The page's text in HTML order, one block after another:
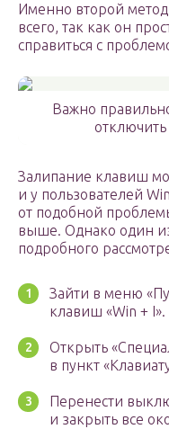
Именно второй
всего, так как он
справиться с
Важно
Залипание клавиш
и у пользователей
от подобной
выше. Однако один
подробного
Зайти в меню
клавиш «Win + I».
Открыть
в пункт
Перенести
и закрыть все